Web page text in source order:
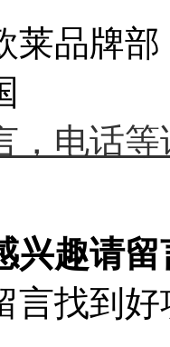
莱品牌部
，电话
兴趣请留
言找到